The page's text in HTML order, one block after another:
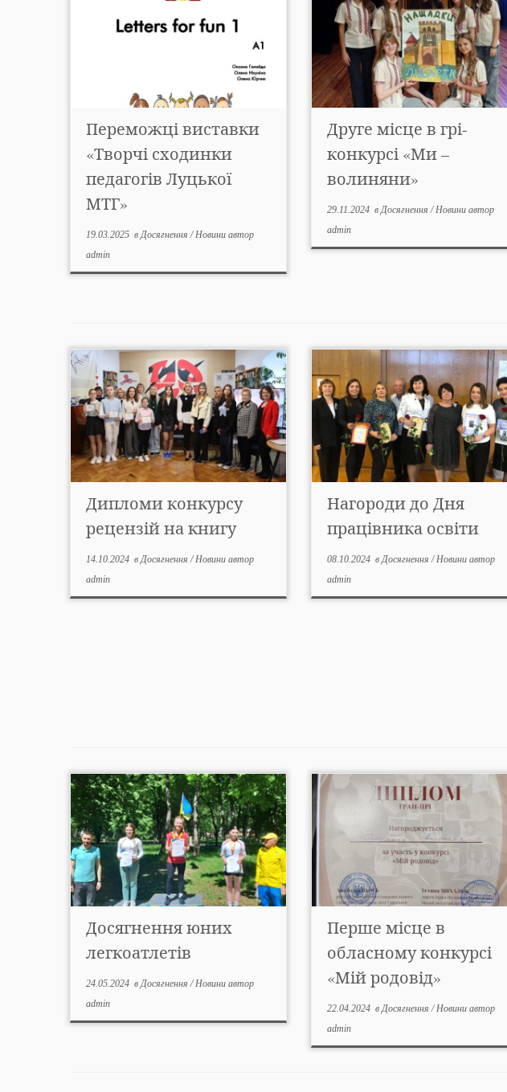
Переможці виставки
«Творчі сходинки
педагогів Луцької
МТГ»
19.03.2025вДосягнення/Новини автор
admin
Друге місце в грі-
конкурсі «Ми –
волиняни»
29.11.2024вДосягнення/Новини автор
admin
Дипломи конкурсу
рецензій на книгу
14.10.2024вДосягнення/Новини автор
admin
Нагороди до Дня
працівника освіти
08.10.2024вДосягнення/Новини автор
admin
Досягнення юних
легкоатлетів
24.05.2024вДосягнення/Новини автор
admin
Перше місце в
обласному конкурсі
«Мій родовід»
22.04.2024вДосягнення/Новини автор
admin